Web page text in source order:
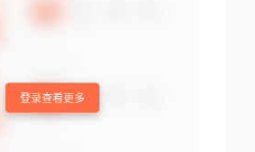
登录查看更多